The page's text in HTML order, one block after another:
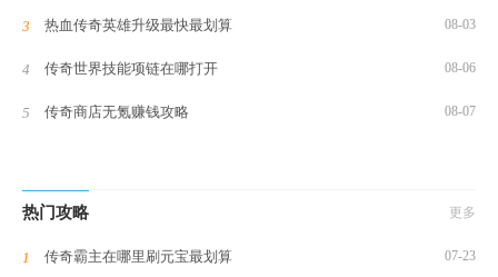
热血传奇英雄升级最快最划算 08-03
传奇世界技能项链在哪打开 08-06
传奇商店无氪赚钱攻略 08-07
热门攻略 更多
传奇霸主在哪里刷元宝最划算 07-23